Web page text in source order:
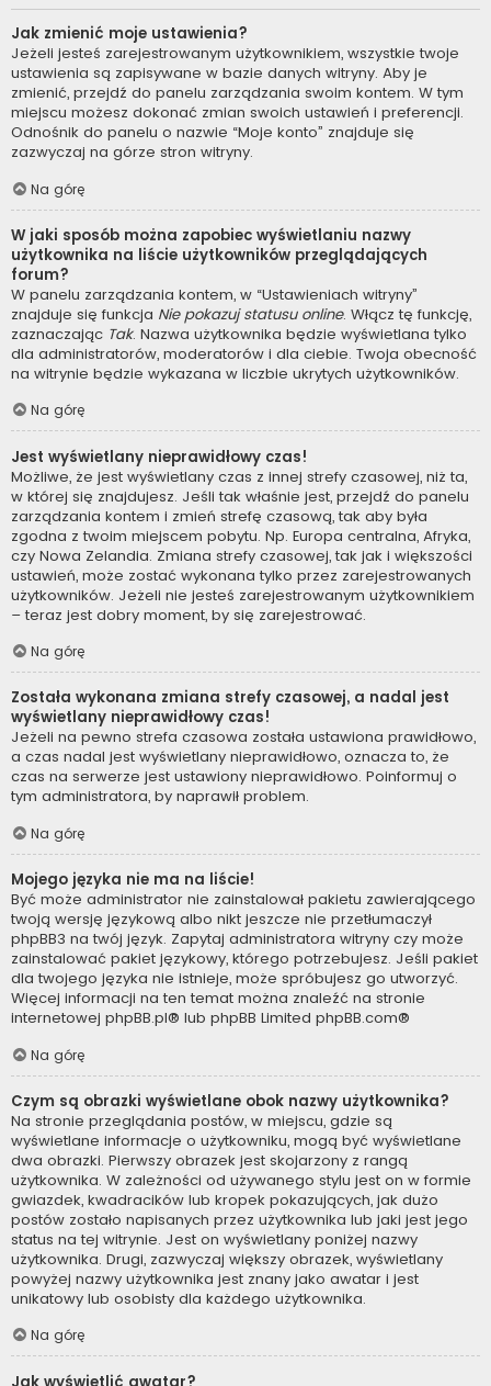
Jak zmienić moje ustawienia?
Jeżeli jesteś zarejestrowanym użytkownikiem, wszystkie twoje
ustawienia są zapisywane w bazie danych witryny. Aby je
zmienić, przejdź do panelu zarządzania swoim kontem. W tym
miejscu możesz dokonać zmian swoich ustawień i preferencji.
Odnośnik do panelu o nazwie “Moje konto” znajduje się
zazwyczaj na górze stron witryny.
Na górę
W jaki sposób można zapobiec wyświetlaniu nazwy
użytkownika na liście użytkowników przeglądających
forum?
W panelu zarządzania kontem, w “Ustawieniach witryny”
znajduje się funkcja Nie pokazuj statusu online. Włącz tę funkcję,
zaznaczając Tak. Nazwa użytkownika będzie wyświetlana tylko
dla administratorów, moderatorów i dla ciebie. Twoja obecność
na witrynie będzie wykazana w liczbie ukrytych użytkowników.
Na górę
Jest wyświetlany nieprawidłowy czas!
Możliwe, że jest wyświetlany czas z innej strefy czasowej, niż ta,
w której się znajdujesz. Jeśli tak właśnie jest, przejdź do panelu
zarządzania kontem i zmień strefę czasową, tak aby była
zgodna z twoim miejscem pobytu. Np. Europa centralna, Afryka,
czy Nowa Zelandia. Zmiana strefy czasowej, tak jak i większości
ustawień, może zostać wykonana tylko przez zarejestrowanych
użytkowników. Jeżeli nie jesteś zarejestrowanym użytkownikiem
– teraz jest dobry moment, by się zarejestrować.
Na górę
Została wykonana zmiana strefy czasowej, a nadal jest
wyświetlany nieprawidłowy czas!
Jeżeli na pewno strefa czasowa została ustawiona prawidłowo,
a czas nadal jest wyświetlany nieprawidłowo, oznacza to, że
czas na serwerze jest ustawiony nieprawidłowo. Poinformuj o
tym administratora, by naprawił problem.
Na górę
Mojego języka nie ma na liście!
Być może administrator nie zainstalował pakietu zawierającego
twoją wersję językową albo nikt jeszcze nie przetłumaczył
phpBB3 na twój język. Zapytaj administratora witryny czy może
zainstalować pakiet językowy, którego potrzebujesz. Jeśli pakiet
dla twojego języka nie istnieje, może spróbujesz go utworzyć.
Więcej informacji na ten temat można znaleźć na stronie
internetowej phpBB.pl® lub phpBB Limited phpBB.com®
Na górę
Czym są obrazki wyświetlane obok nazwy użytkownika?
Na stronie przeglądania postów, w miejscu, gdzie są
wyświetlane informacje o użytkowniku, mogą być wyświetlane
dwa obrazki. Pierwszy obrazek jest skojarzony z rangą
użytkownika. W zależności od używanego stylu jest on w formie
gwiazdek, kwadracików lub kropek pokazujących, jak dużo
postów zostało napisanych przez użytkownika lub jaki jest jego
status na tej witrynie. Jest on wyświetlany poniżej nazwy
użytkownika. Drugi, zazwyczaj większy obrazek, wyświetlany
powyżej nazwy użytkownika jest znany jako awatar i jest
unikatowy lub osobisty dla każdego użytkownika.
Na górę
Jak wyświetlić awatar?